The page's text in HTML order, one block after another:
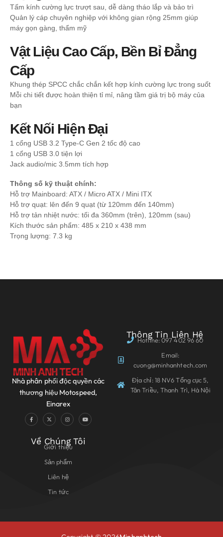
Tấm kính cường lực trượt sau, dễ dàng tháo lắp và bảo trì
Quản lý cáp chuyên nghiệp với không gian rộng 25mm giúp
máy gọn gàng, thẩm mỹ
Vật Liệu Cao Cấp, Bền Bỉ Đẳng
Cấp
Khung thép SPCC chắc chắn kết hợp kính cường lực trong suốt
Mỗi chi tiết được hoàn thiện tỉ mỉ, nâng tầm giá trị bộ máy của
bạn
Kết Nối Hiện Đại
1 cổng USB 3.2 Type-C Gen 2 tốc độ cao
1 cổng USB 3.0 tiện lợi
Jack audio/mic 3.5mm tích hợp
Thông số kỹ thuật chính:
Hỗ trợ Mainboard: ATX / Micro ATX / Mini ITX
Hỗ trợ quạt: lên đến 9 quạt (từ 120mm đến 140mm)
Hỗ trợ tản nhiệt nước: tối đa 360mm (trên), 120mm (sau)
Kích thước sản phẩm: 485 x 210 x 438 mm
Trọng lượng: 7.3 kg
Nhà phân phối độc quyền các
thương hiệu Motospeed,
Einarex
Thông Tin Liên Hệ
Hotline: 097 402 96 60
Email:
cuong@minhanhtech.com
Địa chỉ: 18 NV6 Tổng cục 5,
Tân Triều, Thanh Trì, Hà Nội
Về Chúng Tôi
Giới thiệu
Sản phẩm
Liên hệ
Tin tức